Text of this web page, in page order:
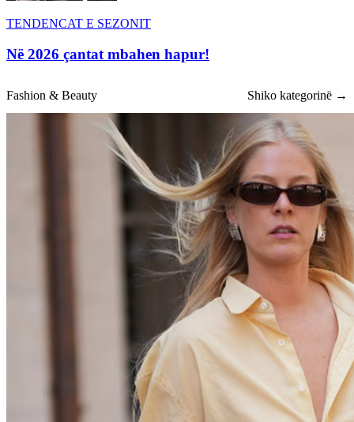
TENDENCAT E SEZONIT
Në 2026 çantat mbahen hapur!
Fashion & Beauty Shiko kategorinë →